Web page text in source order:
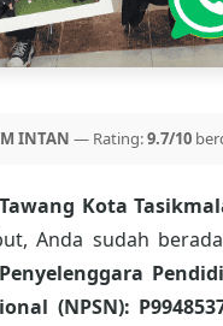
INTAN — Rating:9.7/10
Kota
Anda sudah
(NPSN):